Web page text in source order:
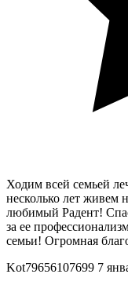
Ходим всей семьей
несколько лет живем
любимый Радент!
за ее
семьи! Огромная
Kot79656107699 7